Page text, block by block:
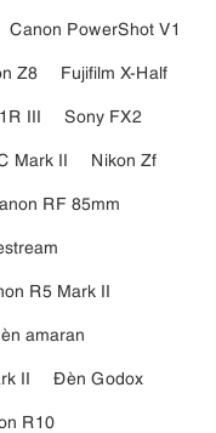
Khôi phục các chi tiết bị
bị mất chi tiết trong
Canon PowerShot V1
Z8
Fujifilm X-Half
III
Sony FX2
Mark II
Nikon Zf
RF 85mm
R5 Mark II
amaran
II
Đèn Godox
R10